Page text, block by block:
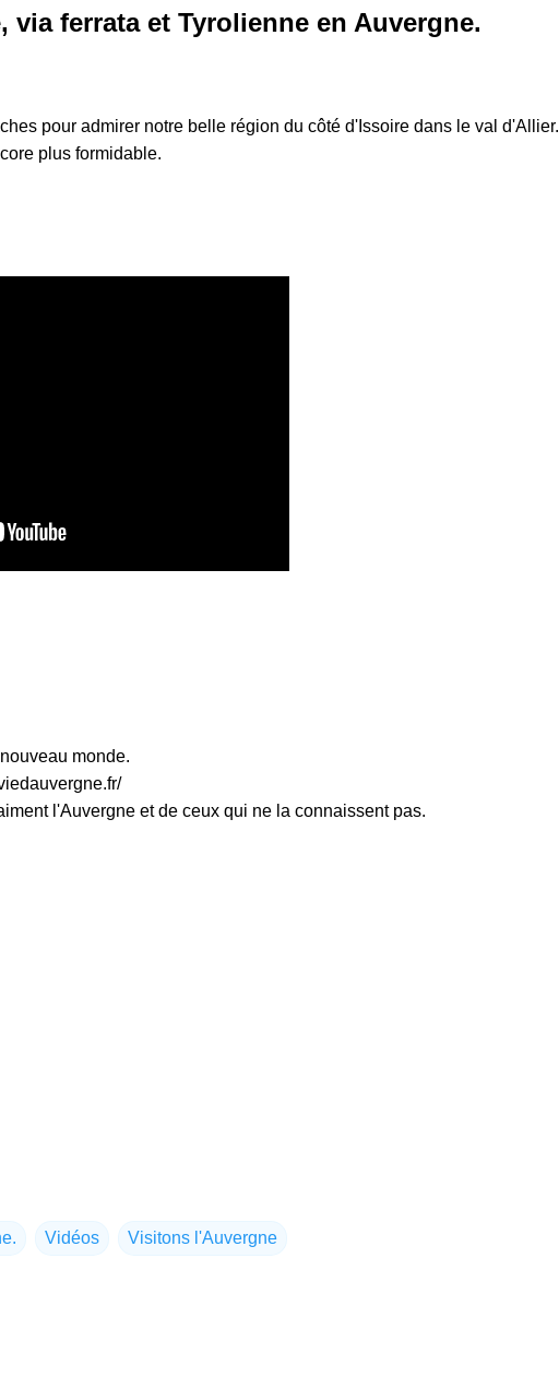
via ferrata et Tyrolienne en Auvergne.
pour admirer notre belle région du côté d'Issoire dans le val d'Allier.
plus formidable.
monde.
l'Auvergne et de ceux qui ne la connaissent pas.
Vidéos Visitons l'Auvergne